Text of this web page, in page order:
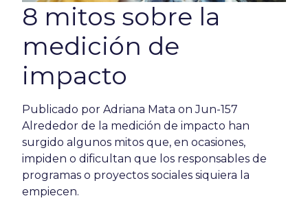
8 mitos sobre la
medición de
impacto
Publicado por Adriana Mata on Jun-157
Alrededor de la medición de impacto han
surgido algunos mitos que, en ocasiones,
impiden o dificultan que los responsables de
programas o proyectos sociales siquiera la
empiecen.